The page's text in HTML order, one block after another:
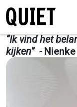
“Ik vind het
kijken” -